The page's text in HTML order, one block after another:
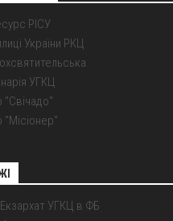
РІСУ
України РКЦ
УГКЦ
"Свічадо"
"Місіонер"
УГКЦ в ФБ